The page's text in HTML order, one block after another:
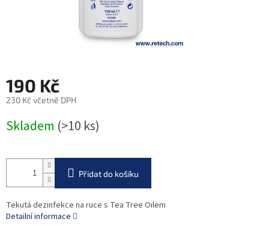
190 Kč
230 Kč včetně DPH
cena:
Skladem (>10 ks)
Přidat do košíku
Tekutá dezinfekce na ruce s Tea Tree Oilem
Detailní informace